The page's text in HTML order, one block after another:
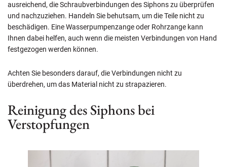
ausreichend, die Schraubverbindungen des Siphons zu überprüfen
und nachzuziehen. Handeln Sie behutsam, um die Teile nicht zu
beschädigen. Eine Wasserpumpenzange oder Rohrzange kann
Ihnen dabei helfen, auch wenn die meisten Verbindungen von Hand
festgezogen werden können.
Achten Sie besonders darauf, die Verbindungen nicht zu
überdrehen, um das Material nicht zu strapazieren.
Reinigung des Siphons bei
Verstopfungen